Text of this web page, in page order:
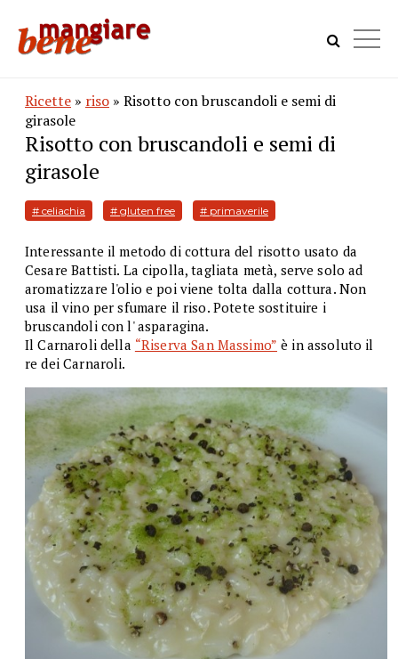
Ricette » riso » Risotto con bruscandoli e semi di
girasole
Risotto con bruscandoli e semi di
girasole
# celiachia # gluten free # primaverile
Interessante il metodo di cottura del risotto usato da
Cesare Battisti. La cipolla, tagliata metà, serve solo ad
aromatizzare l'olio e poi viene tolta dalla cottura. Non
usa il vino per sfumare il riso. Potete sostituire i
bruscandoli con l' asparagina.
Il Carnaroli della “Riserva San Massimo” è in assoluto il
re dei Carnaroli.